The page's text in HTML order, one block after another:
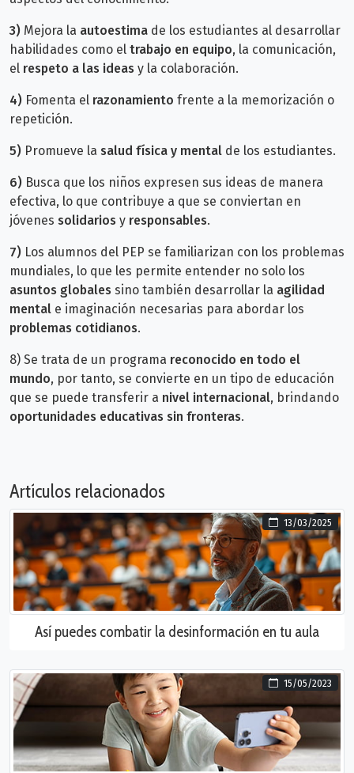
3) Mejora la autoestima de los estudiantes al desarrollar
habilidades como el trabajo en equipo, la comunicación,
el respeto a las ideas y la colaboración.
4) Fomenta el razonamiento frente a la memorización o
repetición.
5) Promueve la salud física y mental de los estudiantes.
6) Busca que los niños expresen sus ideas de manera
efectiva, lo que contribuye a que se conviertan en
jóvenes solidarios y responsables.
7) Los alumnos del PEP se familiarizan con los problemas
mundiales, lo que les permite entender no solo los
asuntos globales sino también desarrollar la agilidad
mental e imaginación necesarias para abordar los
problemas cotidianos.
8) Se trata de un programa reconocido en todo el
mundo, por tanto, se convierte en un tipo de educación
que se puede transferir a nivel internacional, brindando
oportunidades educativas sin fronteras.
Artículos relacionados
13/03/2025
Así puedes combatir la desinformación en tu aula
15/05/2023